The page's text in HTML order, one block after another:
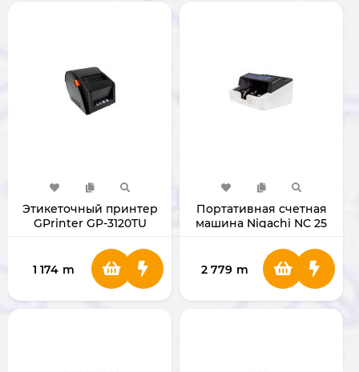
Этикеточный принтер
GPrinter GP-3120TU
1 174 m
Портативная счетная
машина Nigachi NC 25
2 779 m